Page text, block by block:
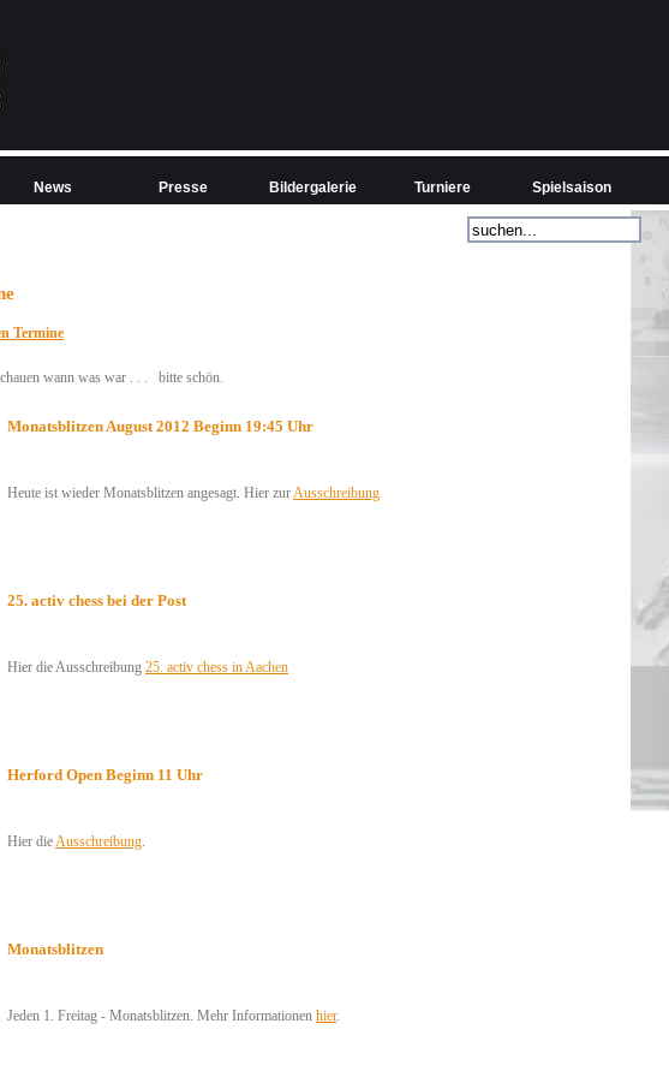
Termine
wann was war . . . bitte schön.
Monatsblitzen August 2012 Beginn 19:45 Uhr
Heute ist wieder Monatsblitzen angesagt. Hier zurAusschreibung
25. activ chess bei der Post
Hier die Ausschreibung 25. activ chess in Aachen
Herford Open Beginn 11 Uhr
Hier dieAusschreibung.
Monatsblitzen
Jeden 1. Freitag - Monatsblitzen. Mehr Informationen hier.
News Presse Bildergalerie Turniere Spielsaison